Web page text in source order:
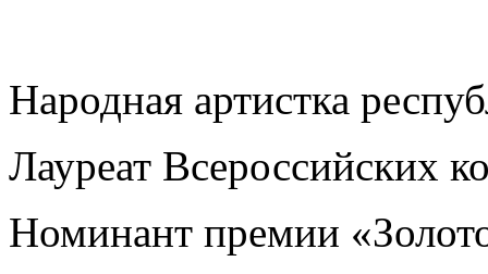
Народная артистка
Лауреат Всероссийских
Номинант премии